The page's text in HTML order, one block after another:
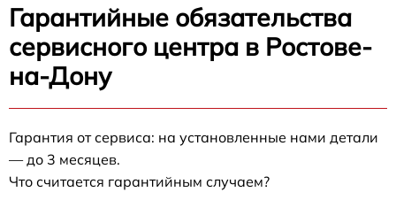
Гарантийные обязательства
сервисного центра в Ростове-
на-Дону
Гарантия от сервиса: на установленные нами детали
— до 3 месяцев.
Что считается гарантийным случаем?